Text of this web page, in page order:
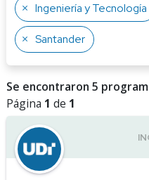
Ingeniería y Tecnología
Santander
Se encontraron 5
Página 1 de 1